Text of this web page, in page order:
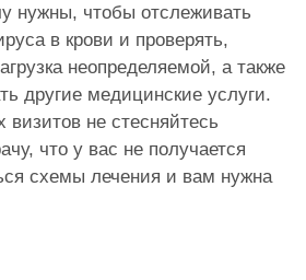
нужны, чтобы отслеживать
в крови и проверять,
неопределяемой, а также
другие медицинские услуги.
визитов не стесняйтесь
что у вас не получается
схемы лечения и вам нужна